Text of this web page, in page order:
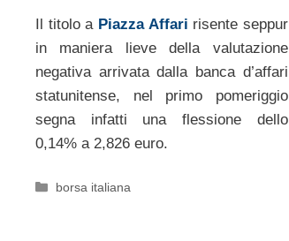
Il titolo a Piazza Affari risente seppur
in maniera lieve della valutazione
negativa arrivata dalla banca d’affari
statunitense, nel primo pomeriggio
segna infatti una flessione dello
0,14% a 2,826 euro.
Categorie
borsa italiana